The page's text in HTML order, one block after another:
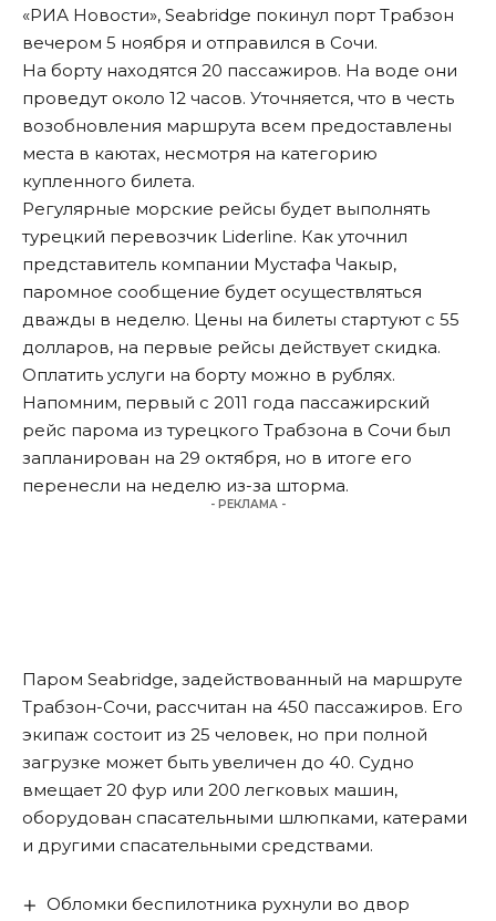
«РИА Новости», Seabridge покинул порт Трабзон
вечером 5 ноября и отправился в Сочи.
На борту находятся 20 пассажиров. На воде они
проведут около 12 часов. Уточняется, что в честь
возобновления маршрута всем предоставлены
места в каютах, несмотря на категорию
купленного билета.
Регулярные морские рейсы будет выполнять
турецкий перевозчик Liderline. Как уточнил
представитель компании Мустафа Чакыр,
паромное сообщение будет осуществляться
дважды в неделю. Цены на билеты стартуют с 55
долларов, на первые рейсы действует скидка.
Оплатить услуги на борту можно в рублях.
Напомним, первый с 2011 года пассажирский
рейс парома из турецкого Трабзона в Сочи был
запланирован на 29 октября, но в итоге его
перенесли на неделю из-за шторма.
- РЕКЛАМА -
Паром Seabridge, задействованный на маршруте
Трабзон-Сочи, рассчитан на 450 пассажиров. Его
экипаж состоит из 25 человек, но при полной
загрузке может быть увеличен до 40. Судно
вмещает 20 фур или 200 легковых машин,
оборудован спасательными шлюпками, катерами
и другими спасательными средствами.
Обломки беспилотника рухнули во двор